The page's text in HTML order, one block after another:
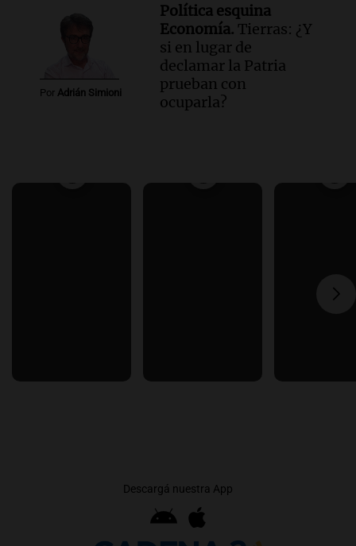
Por Adrián Simioni
Política esquina
Economía. Tierras: ¿Y
si en lugar de
declamar la Patria
prueban con
ocuparla?
Descargá nuestra App